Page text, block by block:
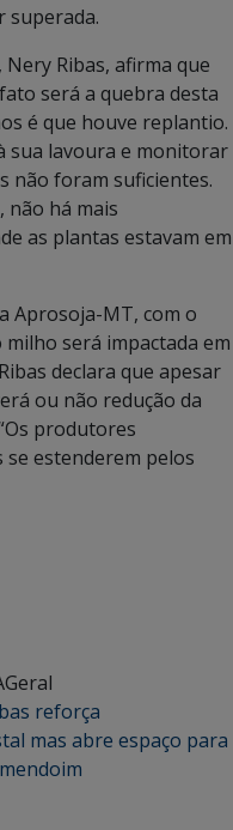
superada.
Ribas, afirma que
será a quebra desta
é que houve replantio.
sua lavoura e monitorar
não foram suficientes.
não há mais
as plantas estavam em
Aprosoja-MT, com o
será impactada em
declara que apesar
ou não redução da
produtores
estenderem pelos
Geral
reforça
mas abre espaço para